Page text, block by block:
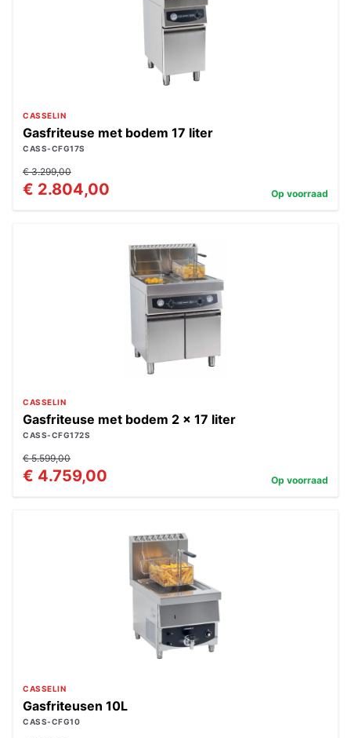
CASSELIN
Gasfriteuse met bodem 17 liter
CASS-CFG17S
€ 3.299,00
€ 2.804,00 Op voorraad
CASSELIN
Gasfriteuse met bodem 2 x 17 liter
CASS-CFG172S
€ 5.599,00
€ 4.759,00 Op voorraad
CASSELIN
Gasfriteusen 10L
CASS-CFG10